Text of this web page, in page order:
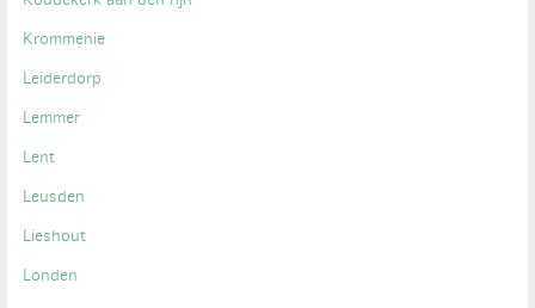
Krommenie
Leiderdorp
Lemmer
Lent
Leusden
Lieshout
Londen